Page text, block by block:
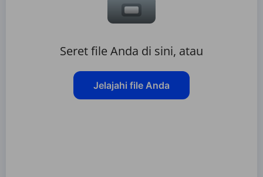
Seret file Anda di sini, atau
Jelajahi file Anda